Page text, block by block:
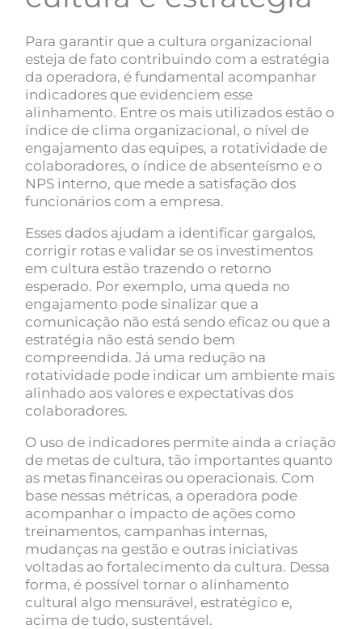
Para garantir que a cultura organizacional
esteja de fato contribuindo com a estratégia
da operadora, é fundamental acompanhar
indicadores que evidenciem esse
alinhamento. Entre os mais utilizados estão o
índice de clima organizacional, o nível de
engajamento das equipes, a rotatividade de
colaboradores, o índice de absenteísmo e o
NPS interno, que mede a satisfação dos
funcionários com a empresa.
Esses dados ajudam a identificar gargalos,
corrigir rotas e validar se os investimentos
em cultura estão trazendo o retorno
esperado. Por exemplo, uma queda no
engajamento pode sinalizar que a
comunicação não está sendo eficaz ou que a
estratégia não está sendo bem
compreendida. Já uma redução na
rotatividade pode indicar um ambiente mais
alinhado aos valores e expectativas dos
colaboradores.
O uso de indicadores permite ainda a criação
de metas de cultura, tão importantes quanto
as metas financeiras ou operacionais. Com
base nessas métricas, a operadora pode
acompanhar o impacto de ações como
treinamentos, campanhas internas,
mudanças na gestão e outras iniciativas
voltadas ao fortalecimento da cultura. Dessa
forma, é possível tornar o alinhamento
cultural algo mensurável, estratégico e,
acima de tudo, sustentável.